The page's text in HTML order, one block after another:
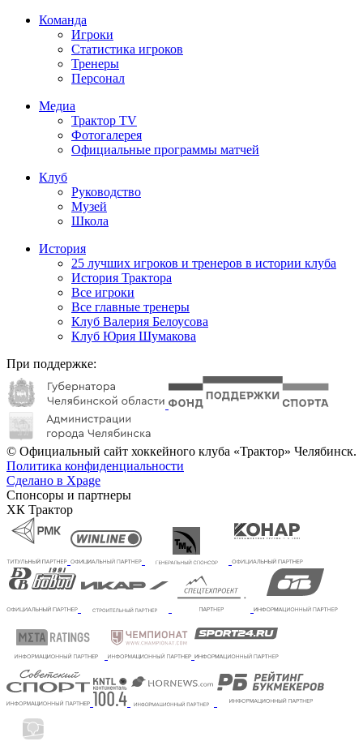
Команда
Игроки
Статистика игроков
Тренеры
Персонал
Медиа
Трактор TV
Фотогалерея
Официальные программы матчей
Клуб
Руководство
Музей
Школа
История
25 лучших игроков и тренеров в истории клуба
История Трактора
Все игроки
Все главные тренеры
Клуб Валерия Белоусова
Клуб Юрия Шумакова
При поддержке:
© Официальный сайт хоккейного клуба «Трактор» Челябинск.
Политика конфиденциальности
Сделано в Xpage
Спонсоры и партнеры
ХК Трактор